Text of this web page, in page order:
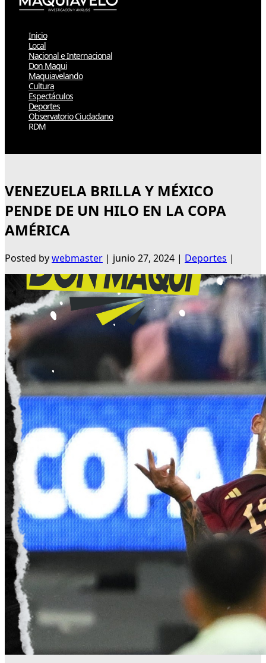
Inicio
Local
Nacional e Internacional
Don Maqui
Maquiavelando
Cultura
Espectáculos
Deportes
Observatorio Ciudadano
RDM
VENEZUELA BRILLA Y MÉXICO
PENDE DE UN HILO EN LA COPA
AMÉRICA
Posted bywebmaster | junio 27, 2024 | Deportes |